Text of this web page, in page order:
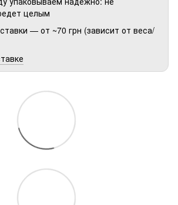
целым
— от ~70 грн (зависит от веса/